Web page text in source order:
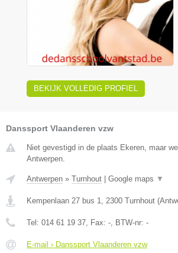
BEKIJK VOLLEDIG PROFIEL
Danssport Vlaanderen vzw
Niet gevestigd in de plaats Ekeren, maar
Antwerpen.
Antwerpen » Turnhout Google maps ▼
Kempenlaan 27 bus 1 2300 Turnhout (
Tel: 014 61 19 37 , Fax: - , BTW-nr: -
E-mail › Danssport Vlaanderen vzw